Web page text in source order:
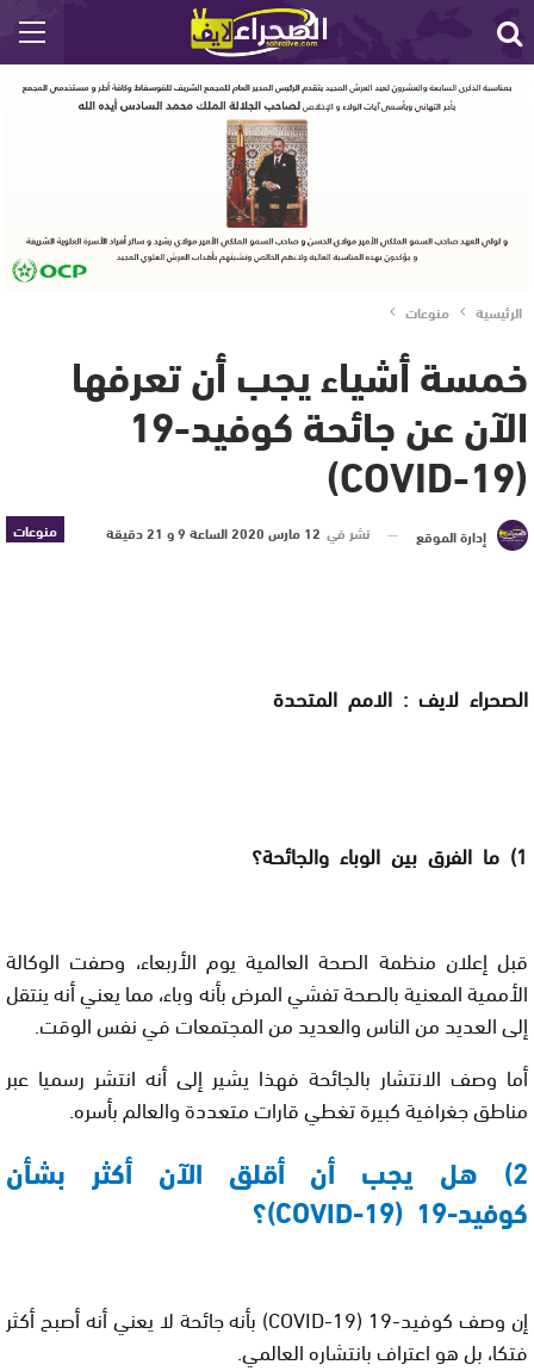
الرئيسية منوعات
خمسة أشياء يجب أن تعرفها
الآن عن جائحة كوفيد-19
(COVID-19)
منوعات إدارة الموقع نشر في 12 مارس 2020 الساعة 9 و 21 دقيقة
الصحراء لايف : الامم المتحدة
1) ما الفرق بين الوباء والجائحة؟
قبل إعلان منظمة الصحة العالمية يوم الأربعاء، وصفت الوكالة
الأممية المعنية بالصحة تفشي المرض بأنه وباء، مما يعني أنه ينتقل
إلى العديد من الناس والعديد من المجتمعات في نفس الوقت.
أما وصف الانتشار بالجائحة فهذا يشير إلى أنه انتشر رسميا عبر
مناطق جغرافية كبيرة تغطي قارات متعددة والعالم بأسره.
2) هل يجب أن أقلق الآن أكثر بشأن
كوفيد-19 (COVID-19)؟
إن وصف كوفيد-19 (COVID-19) بأنه جائحة لا يعني أنه أصبح أكثر
فتكا، بل هو اعتراف بانتشاره العالمي.